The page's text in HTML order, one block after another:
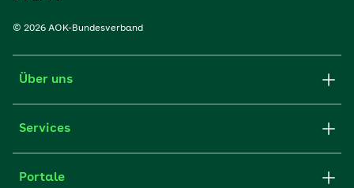
© 2026 AOK-Bundesverband
Über uns
Services
Portale